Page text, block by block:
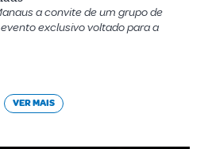
a convite de um grupo de
exclusivo voltado para a
VER MAIS